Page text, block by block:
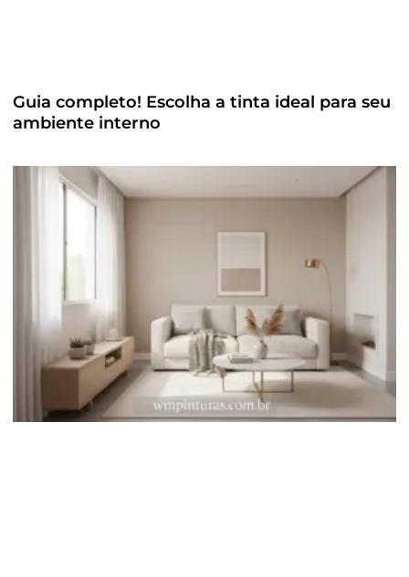
Guia completo! Escolha a tinta ideal para seu
ambiente interno